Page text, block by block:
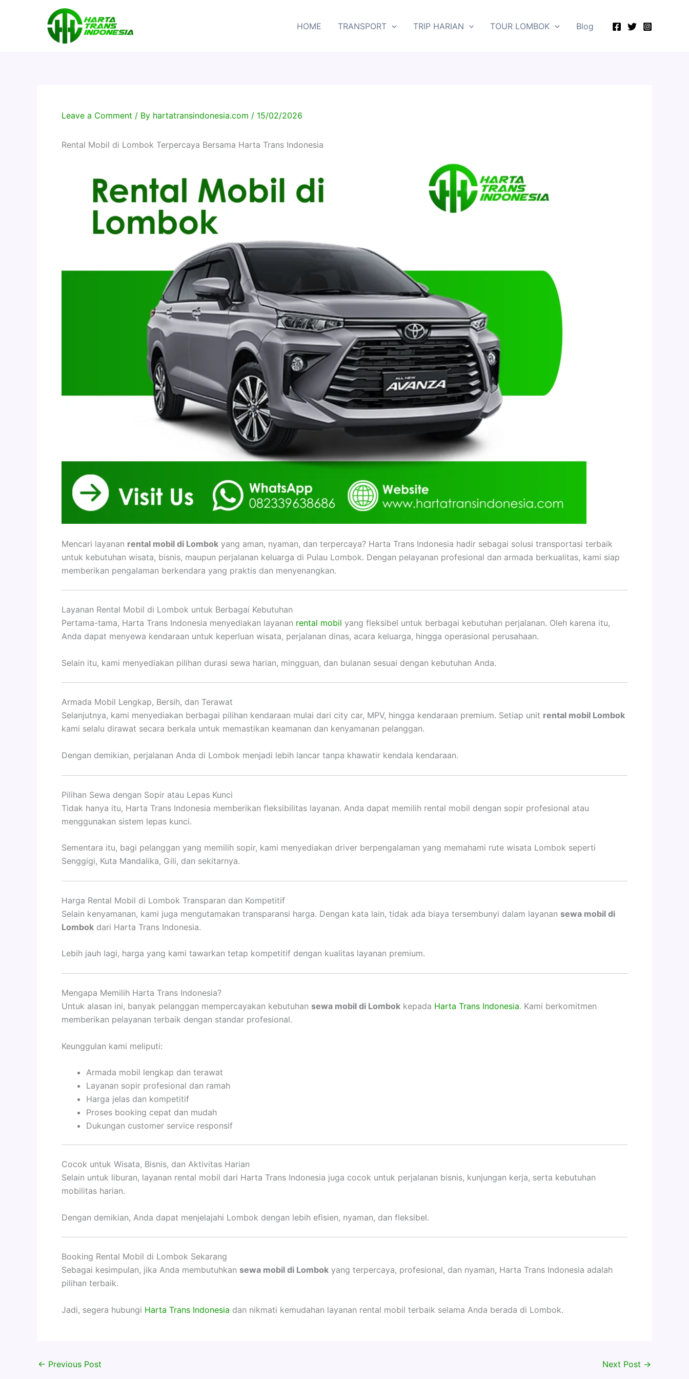
HOME TRANSPORT TRIP HARIAN TOUR LOMBOK Blog
Leave a Comment / By hartatransindonesia.com / 15/02/2026
Rental Mobil di Lombok Terpercaya Bersama Harta Trans Indonesia
Mencari layanan rental mobil di Lombok yang aman, nyaman, dan terpercaya? Harta Trans Indonesia hadir sebagai solusi transportasi terbaik
untuk kebutuhan wisata, bisnis, maupun perjalanan keluarga di Pulau Lombok. Dengan pelayanan profesional dan armada berkualitas, kami siap
memberikan pengalaman berkendara yang praktis dan menyenangkan.
Layanan Rental Mobil di Lombok untuk Berbagai Kebutuhan
Pertama-tama, Harta Trans Indonesia menyediakan layanan rental mobil yang fleksibel untuk berbagai kebutuhan perjalanan. Oleh karena itu,
Anda dapat menyewa kendaraan untuk keperluan wisata, perjalanan dinas, acara keluarga, hingga operasional perusahaan.
Selain itu, kami menyediakan pilihan durasi sewa harian, mingguan, dan bulanan sesuai dengan kebutuhan Anda.
Armada Mobil Lengkap, Bersih, dan Terawat
Selanjutnya, kami menyediakan berbagai pilihan kendaraan mulai dari city car, MPV, hingga kendaraan premium. Setiap unit rental mobil Lombok
kami selalu dirawat secara berkala untuk memastikan keamanan dan kenyamanan pelanggan.
Dengan demikian, perjalanan Anda di Lombok menjadi lebih lancar tanpa khawatir kendala kendaraan.
Pilihan Sewa dengan Sopir atau Lepas Kunci
Tidak hanya itu, Harta Trans Indonesia memberikan fleksibilitas layanan. Anda dapat memilih rental mobil dengan sopir profesional atau
menggunakan sistem lepas kunci.
Sementara itu, bagi pelanggan yang memilih sopir, kami menyediakan driver berpengalaman yang memahami rute wisata Lombok seperti
Senggigi, Kuta Mandalika, Gili, dan sekitarnya.
Harga Rental Mobil di Lombok Transparan dan Kompetitif
Selain kenyamanan, kami juga mengutamakan transparansi harga. Dengan kata lain, tidak ada biaya tersembunyi dalam layanan sewa mobil di
Lombok dari Harta Trans Indonesia.
Lebih jauh lagi, harga yang kami tawarkan tetap kompetitif dengan kualitas layanan premium.
Mengapa Memilih Harta Trans Indonesia?
Untuk alasan ini, banyak pelanggan mempercayakan kebutuhan sewa mobil di Lombok kepada Harta Trans Indonesia. Kami berkomitmen
memberikan pelayanan terbaik dengan standar profesional.
Keunggulan kami meliputi:
Armada mobil lengkap dan terawat
Layanan sopir profesional dan ramah
Harga jelas dan kompetitif
Proses booking cepat dan mudah
Dukungan customer service responsif
Cocok untuk Wisata, Bisnis, dan Aktivitas Harian
Selain untuk liburan, layanan rental mobil dari Harta Trans Indonesia juga cocok untuk perjalanan bisnis, kunjungan kerja, serta kebutuhan
mobilitas harian.
Dengan demikian, Anda dapat menjelajahi Lombok dengan lebih efisien, nyaman, dan fleksibel.
Booking Rental Mobil di Lombok Sekarang
Sebagai kesimpulan, jika Anda membutuhkan sewa mobil di Lombok yang terpercaya, profesional, dan nyaman, Harta Trans Indonesia adalah
pilihan terbaik.
Jadi, segera hubungi Harta Trans Indonesia dan nikmati kemudahan layanan rental mobil terbaik selama Anda berada di Lombok.
← Previous Post Next Post →